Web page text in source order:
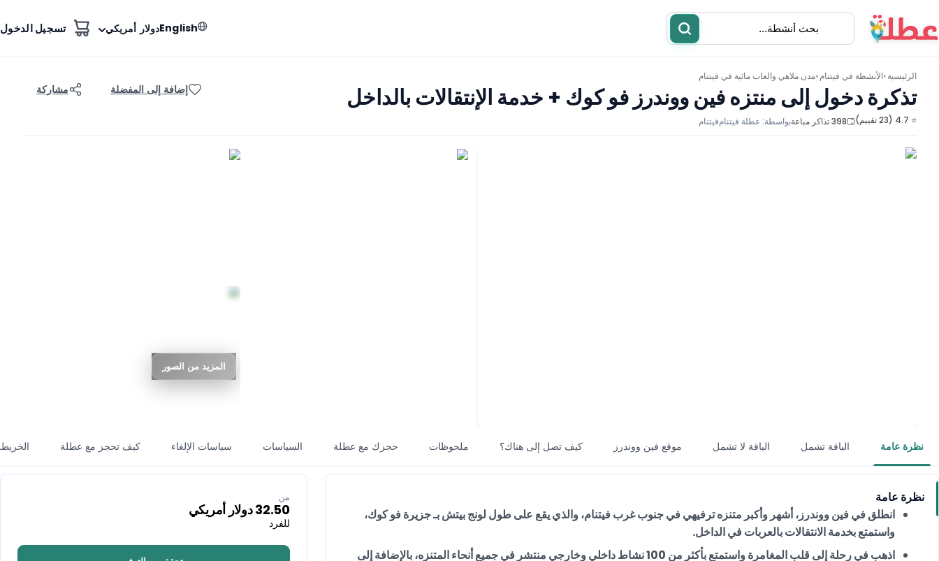
Englishدولار أمريكي تسجيل الدخول
أنشطة مطاعم
الرئيسية >الأنشطة في فيتنام >مدن ملاهي والعاب مائية في فيتنام
تذكرة دخول إلى منتزه فين ووندرز فو كوك + خدمة الإنتقالات بالداخل
⭐ 4.7 (23 تقييم) 398 تذاكر مباعة بواسطة: عطلة فيتنامفيتنام
إضافة إلى المفضلة مشاركة
المزيد من الصور
نظرة عامة الباقة تشمل الباقة لا تشمل موقع فين ووندرز كيف تصل إلى هناك؟ ملحوظات حجزك مع عطلة السياسات سياسات الإلغاء كيف تحجز مع عطلة
نظرة عامة
انطلق في فين ووندرز، أشهر وأكبر متنزه ترفيهي في جنوب غرب فيتنام، والذي يقع على طول لونج بيتش بـ جزيرة فو كوك،
واستمتع بخدمة الانتقالات بالعربات في الداخل.
اذهب في رحلة إلى قلب المغامرة واستمتع بأكثر من 100 نشاط داخلي وخارجي منتشر في جميع أنحاء المتنزه، بالإضافة إلى
من
32.50دولار أمريكي
للفرد